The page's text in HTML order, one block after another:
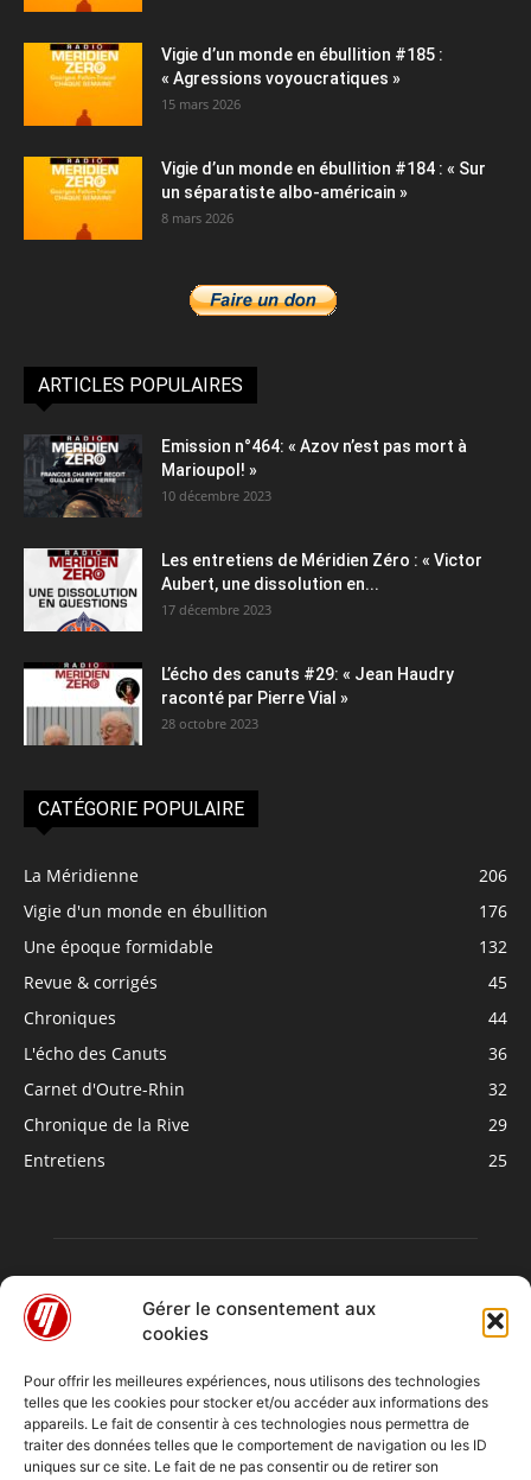
Gérer le consentement aux
cookies
Pour offrir les meilleures expériences, nous utilisons des technologies
telles que les cookies pour stocker et/ou accéder aux informations des
appareils. Le fait de consentir à ces technologies nous permettra de
traiter des données telles que le comportement de navigation ou les ID
uniques sur ce site. Le fait de ne pas consentir ou de retirer son
Vigie d’un monde en ébullition #185 :
« Agressions voyoucratiques »
15 mars 2026
Vigie d’un monde en ébullition #184 : « Sur
un séparatiste albo-américain »
8 mars 2026
ARTICLES POPULAIRES
Emission n°464: « Azov n’est pas mort à
Marioupol! »
10 décembre 2023
Les entretiens de Méridien Zéro : « Victor
Aubert, une dissolution en...
17 décembre 2023
L’écho des canuts #29: « Jean Haudry
raconté par Pierre Vial »
28 octobre 2023
CATÉGORIE POPULAIRE
La Méridienne
206
Vigie d'un monde en ébullition
176
Une époque formidable
132
Revue & corrigés
45
Chroniques
44
L'écho des Canuts
36
Carnet d'Outre-Rhin
32
Chronique de la Rive
29
Entretiens
25
À PROPOS